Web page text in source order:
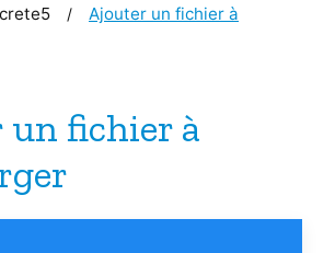
Ajouter un fichier à
fichier à